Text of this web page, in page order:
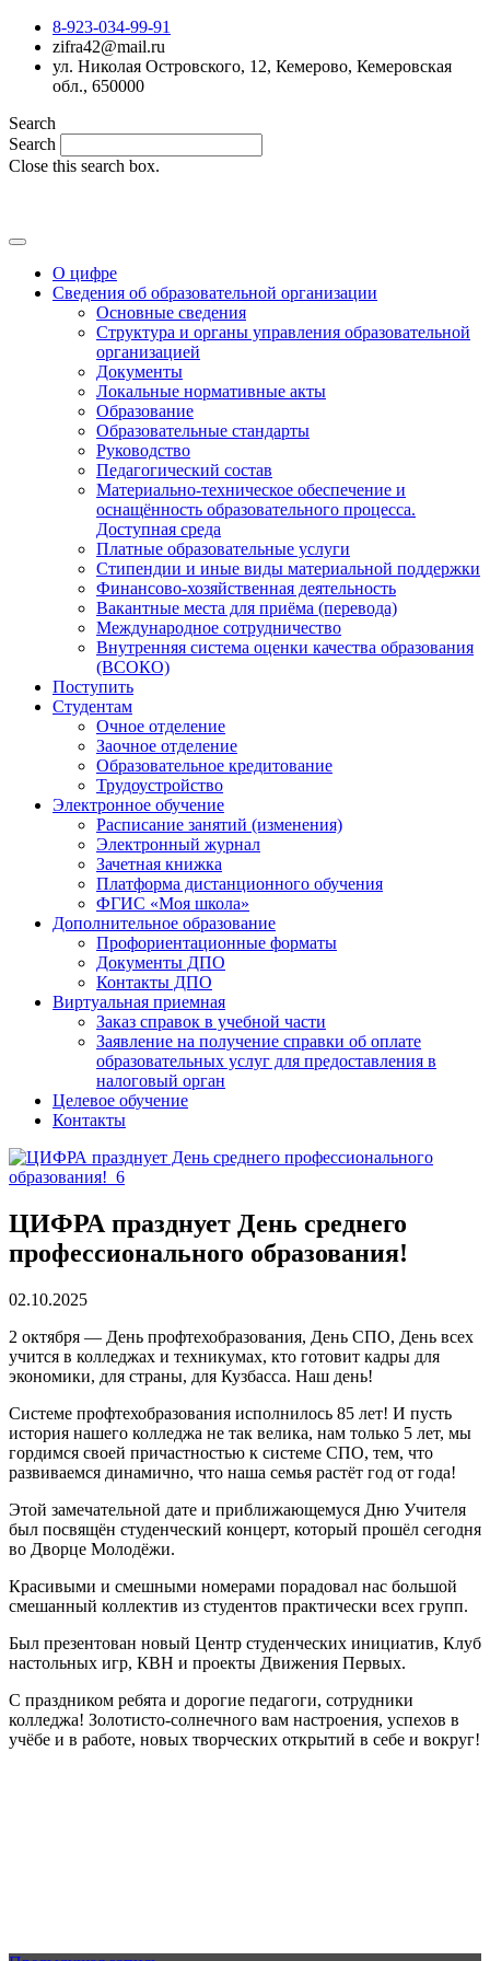
8-923-034-99-91
zifra42@mail.ru
ул. Николая Островского, 12, Кемерово, Кемеровская
обл., 650000
Search
Search
Close this search box.
О цифре
Сведения об образовательной организации
Основные сведения
Структура и органы управления образовательной
организацией
Документы
Локальные нормативные акты
Образование
Образовательные стандарты
Руководство
Педагогический состав
Материально-техническое обеспечение и
оснащённость образовательного процесса.
Доступная среда
Платные образовательные услуги
Стипендии и иные виды материальной поддержки
Финансово-хозяйственная деятельность
Вакантные места для приёма (перевода)
Международное сотрудничество
Внутренняя система оценки качества образования
(ВСОКО)
Поступить
Студентам
Очное отделение
Заочное отделение
Образовательное кредитование
Трудоустройство
Электронное обучение
Расписание занятий (изменения)
Электронный журнал
Зачетная книжка
Платформа дистанционного обучения
ФГИС «Моя школа»
Дополнительное образование
Профориентационные форматы
Документы ДПО
Контакты ДПО
Виртуальная приемная
Заказ справок в учебной части
Заявление на получение справки об оплате
образовательных услуг для предоставления в
налоговый орган
Целевое обучение
Контакты
ЦИФРА празднует День среднего
профессионального образования!
02.10.2025
2 октября — День профтехобразования, День СПО, День всех
учится в колледжах и техникумах, кто готовит кадры для
экономики, для страны, для Кузбасса. Наш день!
Системе профтехобразования исполнилось 85 лет! И пусть
история нашего колледжа не так велика, нам только 5 лет, мы
гордимся своей причастностью к системе СПО, тем, что
развиваемся динамично, что наша семья растёт год от года!
Этой замечательной дате и приближающемуся Дню Учителя
был посвящён студенческий концерт, который прошёл сегодня
во Дворце Молодёжи.
Красивыми и смешными номерами порадовал нас большой
смешанный коллектив из студентов практически всех групп.
Был презентован новый Центр студенческих инициатив, Клуб
настольных игр, КВН и проекты Движения Первых.
С праздником ребята и дорогие педагоги, сотрудники
колледжа! Золотисто-солнечного вам настроения, успехов в
учёбе и в работе, новых творческих открытий в себе и вокруг!